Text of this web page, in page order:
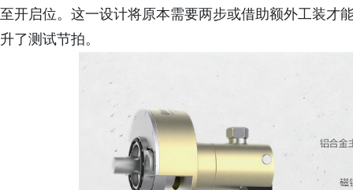
至开启位。这一设计将原本需要两步或借助额外工装才
升了测试节拍。